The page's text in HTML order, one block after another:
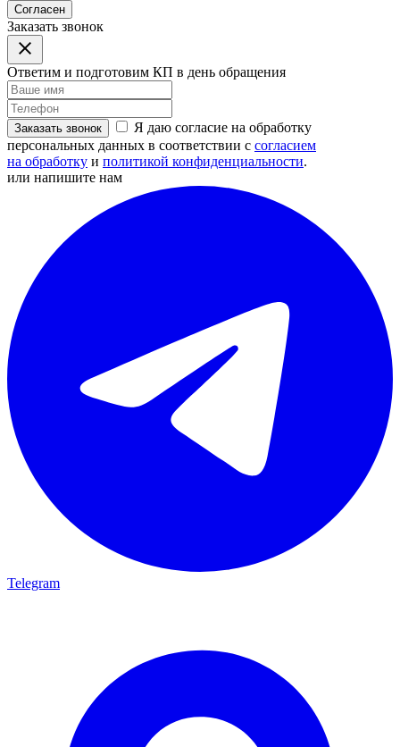
Согласен
Заказать звонок
Ответим и подготовим КП в день обращения
Заказать звонок
Я даю согласие на обработку
персональных данных в соответствии с согласием
на обработку и политикой конфиденциальности.
или напишите нам
Telegram